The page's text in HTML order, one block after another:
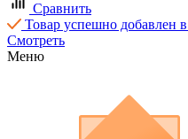
Сравнить
Товар успешно добавлен
Смотреть
Меню